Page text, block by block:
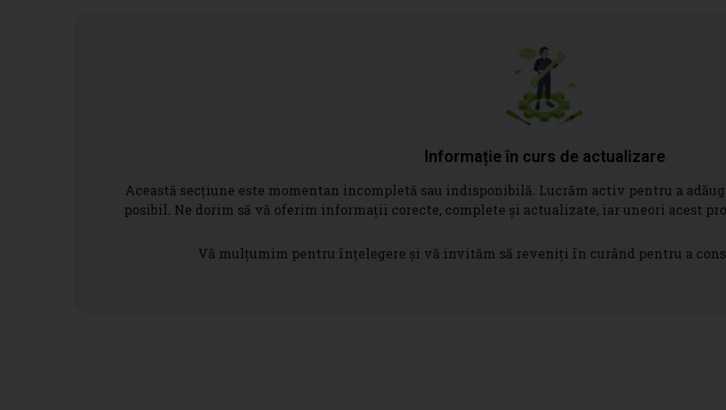
Informație în curs de actualizare
Această secțiune este momentan incompletă sau indisponibilă. Lucrăm activ pentru a
posibil. Ne dorim să vă oferim informații corecte, complete și actualizate, iar uneori acest
Vă mulțumim pentru înțelegere și vă invităm să reveniți în curând pentru a